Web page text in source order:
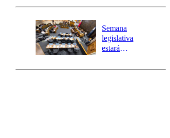
activa Alerta
Preventiva en
tres comunas
Semana
legislativa
estará
el fin de la